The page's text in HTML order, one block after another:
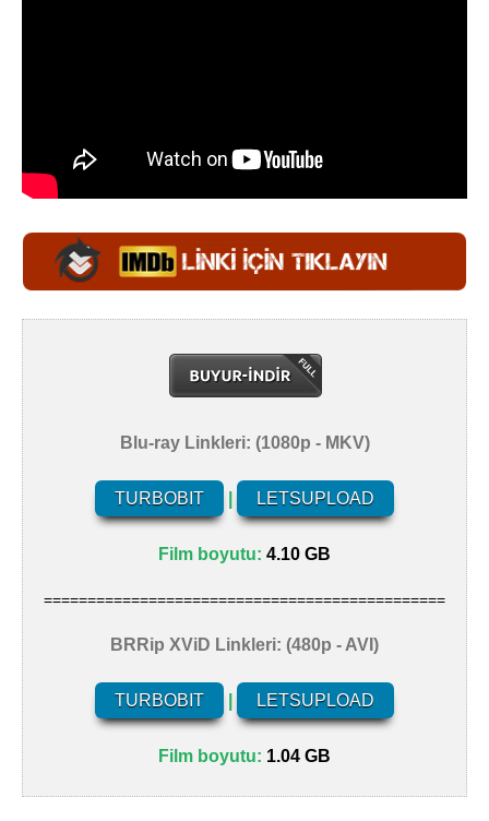
Blu-ray Linkleri: (1080p - MKV)
TURBOBIT LETSUPLOAD
Film boyutu: 4.10 GB
==============================================
BRRip XViD Linkleri: (480p - AVI)
TURBOBIT LETSUPLOAD
Film boyutu: 1.04 GB